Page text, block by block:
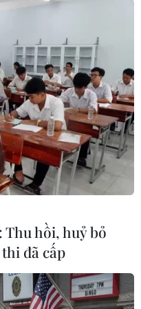
và tham gia các
gồm Trung tâm
giúp người
đổi giữa các cộng
năng theo dõi
người dùng biết
cộng đồng;
thành viên nổi bật
hơn trong các
Thu hồi, huỷ bỏ
đã cấp